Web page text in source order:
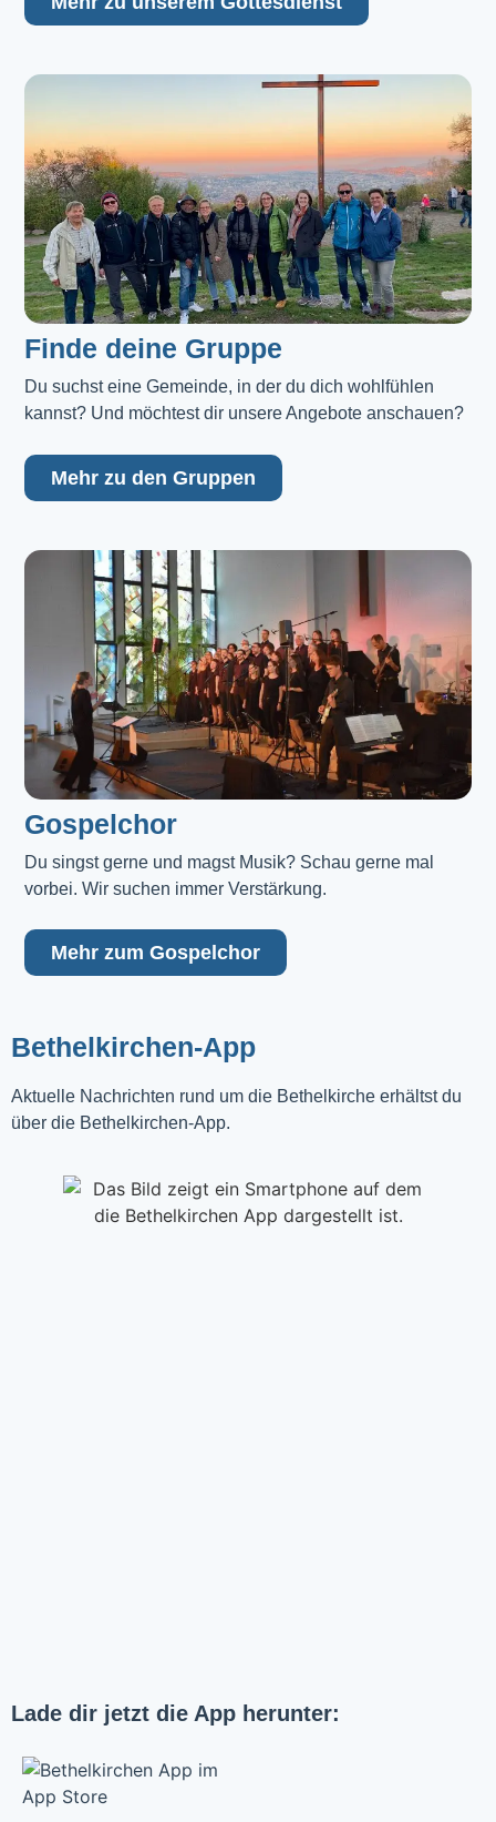
Finde deine Gruppe
Du suchst eine Gemeinde, in der du dich wohlfühlen
kannst? Und möchtest dir unsere Angebote anschauen?
Mehr zu den Gruppen
Gospelchor
Du singst gerne und magst Musik? Schau gerne mal
vorbei. Wir suchen immer Verstärkung.
Mehr zum Gospelchor
Bethelkirchen-App
Aktuelle Nachrichten rund um die Bethelkirche erhältst du
über die Bethelkirchen-App.
Lade dir jetzt die App herunter: